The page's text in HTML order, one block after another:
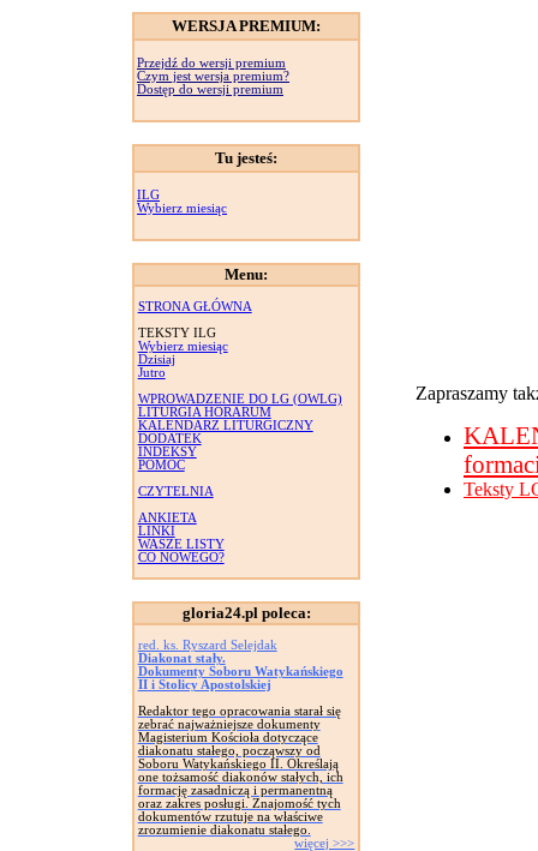
WERSJA PREMIUM:
Przejdź do wersji premium
Czym jest wersja premium?
Dostęp do wersji premium
Tu jesteś:
ILG
Wybierz miesiąc
Menu:
STRONA GŁÓWNA
TEKSTY ILG
Wybierz miesiąc
Dzisiaj
Jutro
WPROWADZENIE DO LG (OWLG)
LITURGIA HORARUM
KALENDARZ LITURGICZNY
DODATEK
INDEKSY
POMOC
CZYTELNIA
ANKIETA
LINKI
WASZE LISTY
CO NOWEGO?
gloria24.pl poleca:
red. ks. Ryszard Selejdak
Diakonat stały.
Dokumenty Soboru Watykańskiego
II i Stolicy Apostolskiej
Redaktor tego opracowania starał się
zebrać najważniejsze dokumenty
Magisterium Kościoła dotyczące
diakonatu stałego, począwszy od
Soboru Watykańskiego II. Określają
one tożsamość diakonów stałych, ich
formację zasadniczą i permanentną
oraz zakres posługi. Znajomość tych
dokumentów rzutuje na właściwe
zrozumienie diakonatu stałego.
więcej >>>
Zapraszamy
Teksty